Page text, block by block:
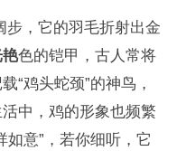
步，它的羽毛折射出金
色的铠甲，古人常将
“鸡头蛇颈”的神鸟，
中，鸡的形象也频繁
如意”，若你细听，它